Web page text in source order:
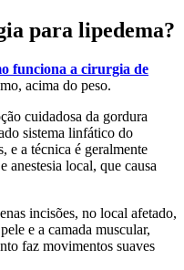
para lipedema?
funciona a cirurgia de
acima do peso.
cuidadosa da gordura
sistema linfático do
e a técnica é geralmente
anestesia local, que causa
incisões, no local afetado,
e a camada muscular,
faz movimentos suaves